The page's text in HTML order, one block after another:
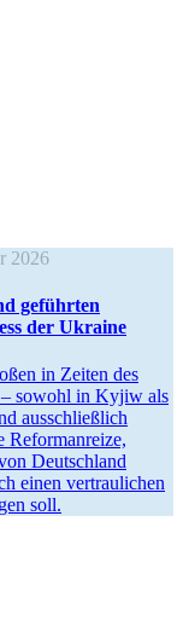
2026
geführten
der Ukraine
in Zeiten des
– sowohl in Kyjiw als
ausschließlich
Refor­m­an­reize,
Deutschland
einen vertrau­lichen
soll.